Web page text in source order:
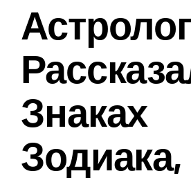
Знаках
Зодиака,